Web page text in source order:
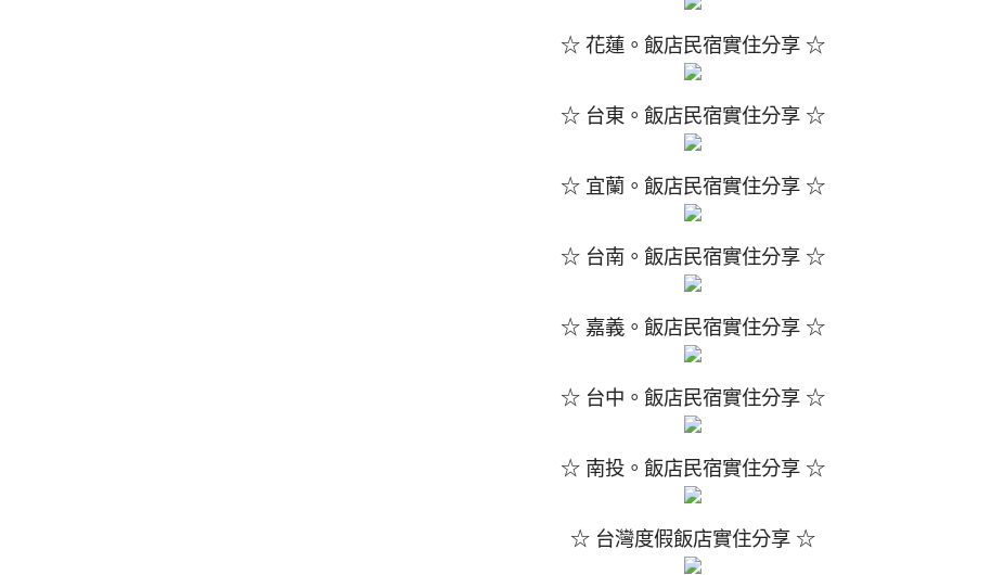
☆ 花蓮。飯店民宿實住分享 ☆
☆ 台東。飯店民宿實住分享 ☆
☆ 宜蘭。飯店民宿實住分享 ☆
☆ 台南。飯店民宿實住分享 ☆
☆ 嘉義。飯店民宿實住分享 ☆
☆ 台中。飯店民宿實住分享 ☆
☆ 南投。飯店民宿實住分享 ☆
☆ 台灣度假飯店實住分享 ☆